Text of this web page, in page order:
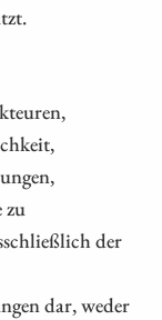
zu
der
dar, weder